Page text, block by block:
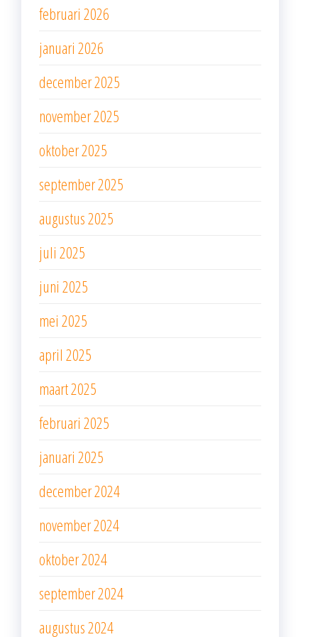
februari 2026
januari 2026
december 2025
november 2025
oktober 2025
september 2025
augustus 2025
juli 2025
juni 2025
mei 2025
april 2025
maart 2025
februari 2025
januari 2025
december 2024
november 2024
oktober 2024
september 2024
augustus 2024